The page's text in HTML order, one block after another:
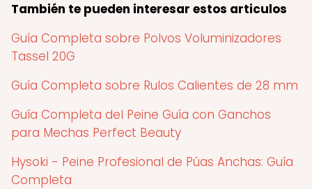
También te pueden interesar estos articulos
Guía Completa sobre Polvos Voluminizadores
Tassel 20G
Guía Completa sobre Rulos Calientes de 28 mm
Guía Completa del Peine Guía con Ganchos
para Mechas Perfect Beauty
Hysoki - Peine Profesional de Púas Anchas: Guía
Completa